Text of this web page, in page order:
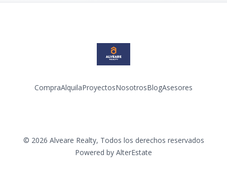
CompraAlquilaProyectosNosotrosBlogAsesores
© 2026 Alveare Realty, Todos los derechos reservados
Powered by AlterEstate